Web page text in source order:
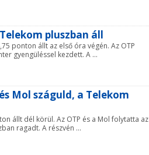
pluszban áll
ponton állt az első óra végén. Az OTP
gyengüléssel kezdett. A ...
Mol száguld, a Telekom
állt dél körül. Az OTP és a Mol folytatta az
ragadt. A részvén ...